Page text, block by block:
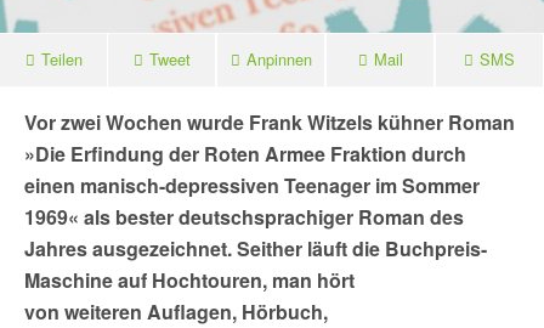
Teilen Tweet Anpinnen Mail SMS
Vor zwei Wochen wurde Frank Witzels kühner Roman
»Die Erfindung der Roten Armee Fraktion durch
einen manisch-depressiven Teenager im Sommer
1969« als bester deutschsprachiger Roman des
Jahres ausgezeichnet. Seither läuft die Buchpreis-
Maschine auf Hochtouren, man hört
von weiteren Auflagen, Hörbuch,